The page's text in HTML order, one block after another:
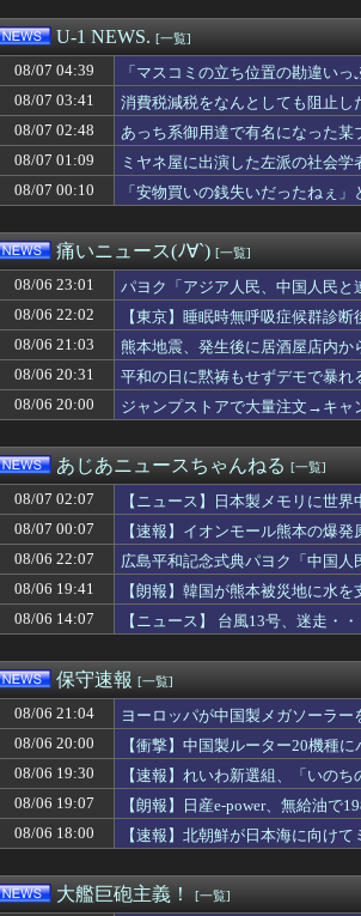
あっち系御用達で有名になった某ブランド、一
【辺野古事故】日教組委員長「杜撰な計画、学
高市首相、2年限定の消費減税「確実に戻す」
【画像】これ超おすすめ
岸田元首相､日米の円買い協調介入は｢一時しの
【悲報】日本の歴史、ついに『崩壊』してしま
【ニュース】日本製メモリに世界中から注文殺
【動画】手術中に熊本地震直撃やばすぎ！！！
（ ´_ゝ`）中道・立憲・公明、国会内で「熊本
【悲報】精神科医「女の子が泣くのは、ムカつ
【消費減税閣議決定】「反対」の財務省敗北
【フランス人の日本好き】中国人女性が「日本
欧州旅行者のアジア旅行先ランキング、日本は
【画像】女子アナ２人が並んだ結果ｗｗｗｗｗ
【イオンモール熊本】福岡酸素「配管が損傷し
大進連所属の学生8人、在韓米軍平沢基地に無
【悲報】防犯カメラにバッチリ映った55歳露
ミヤネ屋に出演した左派の社会学者、イオン
【THE 軍国主義】中露軍艦4隻が“日本一周” 防
「期待されたほどの成果ない」 ゼレンスキー
近畿大学准教授、苦言「みいちゃん呼びが揶揄
イオンモール熊本爆発事故 LPガス供給会社「
【フードコート】ハズレ店の烙印を押される運
エース級の財務官僚が異例転出へ 官邸幹部
ネット販売…「品切れ前に買うと満足感」集英
【速報】注文厨の女を逮捕
音楽理論の知識無しや楽器の技術を修めていな
【画像】小学生アイドル「りりぴ」の激痩せダ
「安物買いの銭失いだったねぇ」とインドネシ
【外国人採用アンケ】諮問機関「差別、非公開
【速報】イオンモール熊本の爆発原因が判明！
北朝鮮がロシアに弾道ミサイル40発供与、ミ
なんでみんなそんなに共産主義嫌なん？
ブラジル「日本人を満載したトラックのように
中道、立憲、公明が熊本地震現地報告を受け政
【動画】駅構内のスピーカーから強烈な下ネタ
【マスゴミ】高木美帆の国民栄誉賞受賞の画像
偽警察官「保釈金を払えば逮捕されずに済むよ
U-1 NEWS. [一覧]
08/07 04:39
「マスコミの立ち位置の勘違い
せようという思惑がひしひしと
08/07 03:41
消費税減税をなんとしても阻止
08/07 02:48
あっち系御用達で有名になった
08/07 01:09
ミヤネ屋に出演した左派の社会
08/07 00:10
「安物買いの銭失いだったねぇ
痛いニュース(ﾉ∀`) [一覧]
08/06 23:01
パヨク「アジア人民、中国人民と
08/06 22:02
【東京】睡眠時無呼吸症候群診
08/06 21:03
熊本地震、発生後に居酒屋店内か
08/06 20:31
平和の日に黙祷もせずデモで暴れ
08/06 20:00
ジャンプストアで大量注文→キャ
あじあニュースちゃんねる [一覧]
08/07 02:07
【ニュース】日本製メモリに世
08/07 00:07
【速報】イオンモール熊本の爆発
08/06 22:07
広島平和記念式典パヨク「中国人
08/06 19:41
【朗報】韓国が熊本被災地に水
08/06 14:07
【ニュース】 台風13号、迷走・・
保守速報 [一覧]
08/06 21:04
ヨーロッパが中国製メガソーラー
08/06 20:00
【衝撃】中国製ルーター20機種
08/06 19:30
【速報】れいわ新選組、「いの
08/06 19:07
【朗報】日産e-power、無給油で
08/06 18:00
【速報】北朝鮮が日本海に向け
大艦巨砲主義！ [一覧]